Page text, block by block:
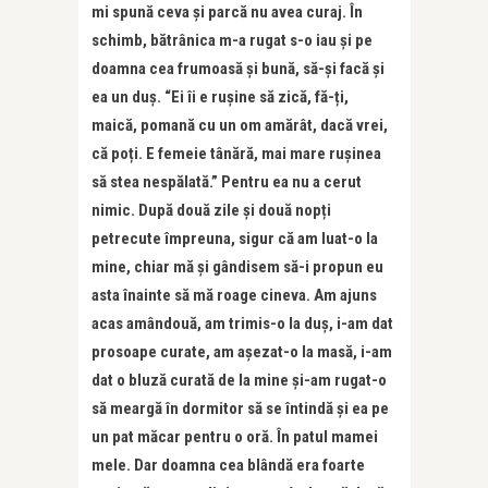
mi spună ceva și parcă nu avea curaj. În
schimb, bătrânica m-a rugat s-o iau și pe
doamna cea frumoasă și bună, să-și facă și
ea un duș. “Ei îi e rușine să zică, fă-ți,
maică, pomană cu un om amărât, dacă vrei,
că poți. E femeie tânără, mai mare rușinea
să stea nespălată.” Pentru ea nu a cerut
nimic. După două zile și două nopți
petrecute împreuna, sigur că am luat-o la
mine, chiar mă și gândisem să-i propun eu
asta înainte să mă roage cineva. Am ajuns
acas amândouă, am trimis-o la duș, i-am dat
prosoape curate, am așezat-o la masă, i-am
dat o bluză curată de la mine și-am rugat-o
să meargă în dormitor să se întindă și ea pe
un pat măcar pentru o oră. În patul mamei
mele. Dar doamna cea blândă era foarte